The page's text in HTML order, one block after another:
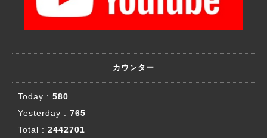
カウンター
Today : 580
Yesterday : 765
Total : 2442701